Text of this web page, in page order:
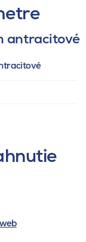
antracitové